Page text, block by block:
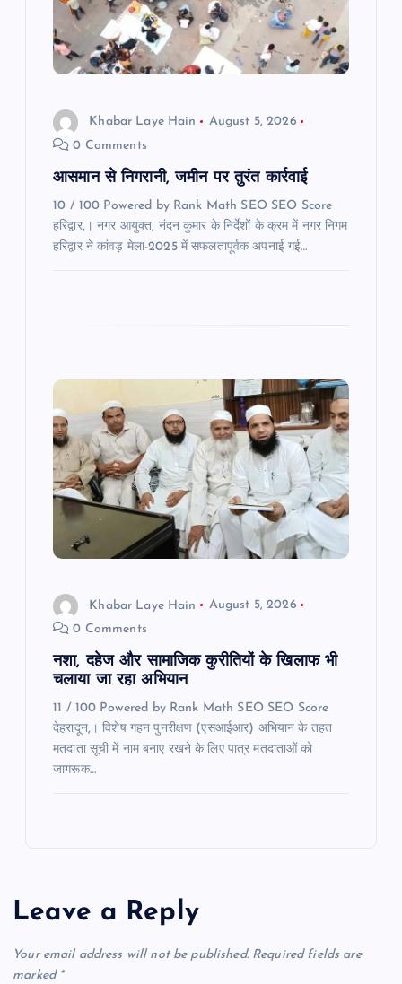
Khabar Laye Hain
August 5, 2026
0 Comments
आसमान से निगरानी, जमीन पर तुरंत कार्रवाई
10 / 100 Powered by Rank Math SEO SEO Score
हरिद्वार,। नगर आयुक्त, नंदन कुमार के निर्देशों के क्रम में नगर निगम
हरिद्वार ने कांवड़ मेला-2025 में सफलतापूर्वक अपनाई गई…
Khabar Laye Hain
August 5, 2026
0 Comments
नशा, दहेज और सामाजिक कुरीतियों के खिलाफ भी
चलाया जा रहा अभियान
11 / 100 Powered by Rank Math SEO SEO Score
देहरादून,। विशेष गहन पुनरीक्षण (एसआईआर) अभियान के तहत
मतदाता सूची में नाम बनाए रखने के लिए पात्र मतदाताओं को
जागरूक…
Leave a Reply
Your email address will not be published. Required fields are
marked *